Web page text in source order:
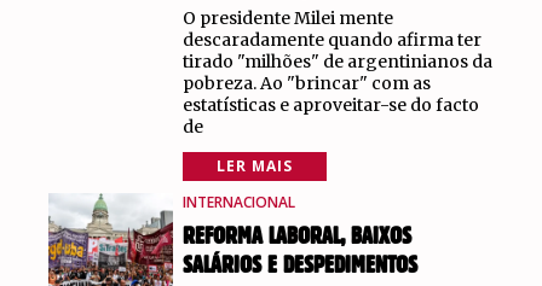
O presidente Milei mente
descaradamente quando afirma ter
tirado "milhões" de argentinianos da
pobreza. Ao "brincar" com as
estatísticas e aproveitar-se do facto
de
LER MAIS
INTERNACIONAL
REFORMA LABORAL, BAIXOS
SALÁRIOS E DESPEDIMENTOS